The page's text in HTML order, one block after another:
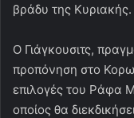
βράδυ της Κυριακής.
Ο Γιάγκουσιτς,
προπόνηση στο
επιλογές του Ράφα
οποίος θα